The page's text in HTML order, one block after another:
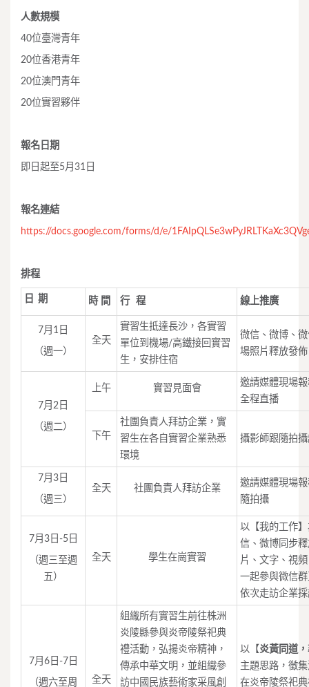
人數規模
40位臺灣青年
20位香港青年
20位澳門青年
20位實習夥伴
報名日期
即日起至5月31日
報名連結
https://docs.google.com/forms/d/e/
排程
日 期 時 間 行 程 線上推廣
7月1日
（週一）
全天
實習生抵達長沙，各實習
單位到機場/高鐵接回實習
生，安排住宿
微信、微博、
場照片釋放發佈
7月2日
（週二）
上午 實習見面會
邀請媒體現場
全程直播
下午
社團負責人拜訪企業，實
習生在各自實習企業熟悉
環境
攝影師跟隨拍
7月3日
（週三）
全天 社團負責人拜訪企業
邀請媒體現場
隨拍攝
7月3日-5日
（週三至週
五）
全天 學生在崗實習
以【我的工作
信、微博同步
片、文字、視
一起參與微信
依次走訪企業
7月6日-7日
（週六至周 全天
組織所有實習生前往株洲
炎陵縣參與炎帝陵祭祀典
禮活動，弘揚炎帝精神，
傳承中華文明，並組織參
訪中國民族藝術家采風創
以【 炎黃同道
主題思路，徵
在炎帝陵祭祀